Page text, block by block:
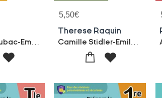
5,50€
Therese Raquin